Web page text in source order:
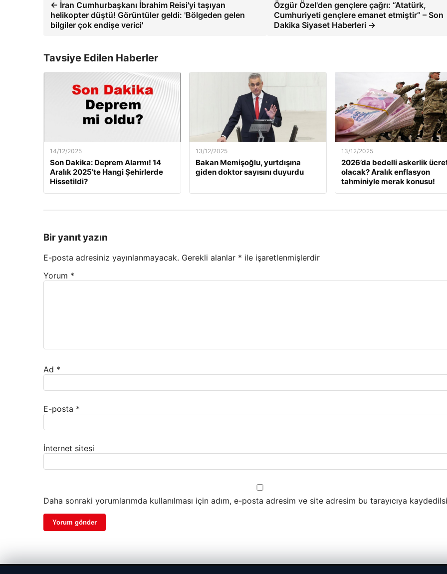
← İran Cumhurbaşkanı İbrahim Reisi'yi taşıyan
helikopter düştü! Görüntüler geldi: 'Bölgeden gelen
bilgiler çok endişe verici'
Özgür Özel'den gençlere çağrı: “Atatürk,
Cumhuriyeti gençlere emanet etmiştir” – Son
Dakika Siyaset Haberleri →
Tavsiye Edilen Haberler
14/12/2025
Son Dakika: Deprem Alarmı! 14
Aralık 2025’te Hangi Şehirlerde
Hissetildi?
13/12/2025
Bakan Memişoğlu, yurtdışına
giden doktor sayısını duyurdu
13/12/2025
2026’da bedelli askerlik
olacak? Aralık enflasyon
tahminiyle merak konusu!
Bir yanıt yazın
E-posta adresiniz yayınlanmayacak. Gerekli alanlar * ile işaretlenmişlerdir
Yorum *
Ad *
E-posta *
İnternet sitesi
Daha sonraki yorumlarımda kullanılması için adım, e-posta adresim ve site adresim bu tarayıcıya